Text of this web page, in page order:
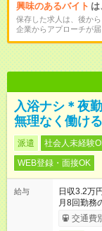
興味のあるバイト
保存した求人は、後か
企業からアプローチが届
入浴ナシ＊夜
無理なく働ける
派遣 社会人未経験
WEB登録・面接OK
給与
日収3.2万
月8回勤務
交通費